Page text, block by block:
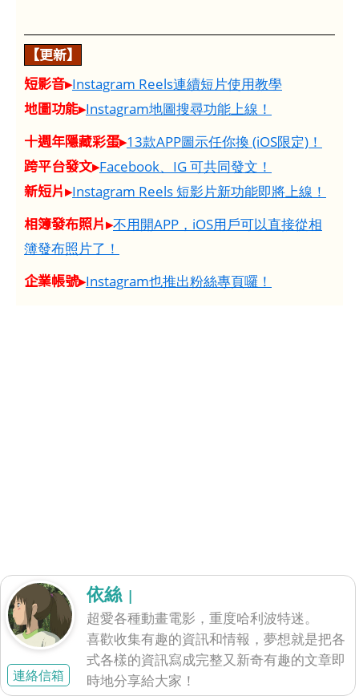
【更新】
短影音▸Instagram Reels連續短片使用教學
地圖功能▸Instagram地圖搜尋功能上線！
十週年隱藏彩蛋▸13款APP圖示任你換 (iOS限定)！
跨平台發文▸Facebook、IG 可共同發文！
新短片▸Instagram Reels 短影片新功能即將上線！
相簿發布照片▸不用開APP，iOS用戶可以直接從相
簿發布照片了！
企業帳號▸Instagram也推出粉絲專頁囉！
連絡信箱
依絲 |
超愛各種動畫電影，重度哈利波特迷。
喜歡收集有趣的資訊和情報，夢想就是把各
式各樣的資訊寫成完整又新奇有趣的文章即
時地分享給大家！